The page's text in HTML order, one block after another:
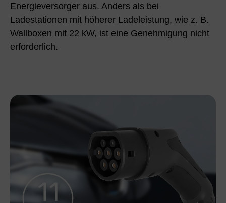
Energieversorger aus. Anders als bei
Ladestationen mit höherer Ladeleistung, wie z. B.
Wallboxen mit 22 kW, ist eine Genehmigung nicht
erforderlich.